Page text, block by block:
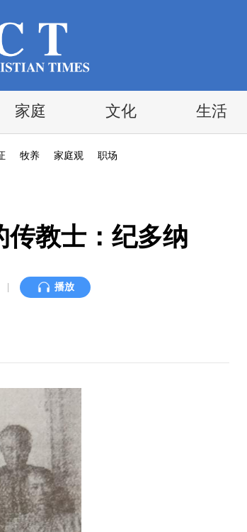
家庭 文化 生活
牧养 家庭观 职场
传教士：纪多纳
播放